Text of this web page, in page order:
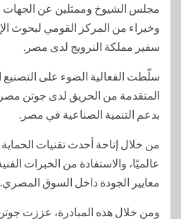
مجلس الشيوخ وممثلين عن الجهات
وخبراء من المركز القومي لبحوث
سفير مملكة النرويج لدى مصر.
سلّطت الفعالية الضوء على التصنيع
المتقدمة من الحريق لدى جوتن مصر،
بدعم التنمية الصناعية في مصر.
من خلال إتاحة أحدث تقنيات
عالميًا، والاستفادة من الخبرات
معايير الجودة داخل السوق المصري.
ومن خلال هذه المبادرة، عززت جوتن